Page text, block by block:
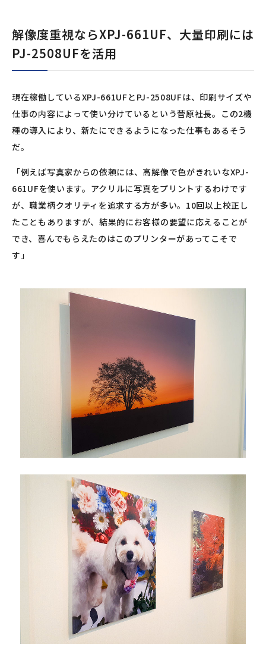
解像度重視ならXPJ-661UF、大量印刷には
PJ-2508UFを活用
現在稼働しているXPJ-661UFとPJ-2508UFは、印刷サイズや
仕事の内容によって使い分けているという菅原社長。この2機
種の導入により、新たにできるようになった仕事もあるそう
だ。
「例えば写真家からの依頼には、高解像で色がきれいなXPJ-
661UFを使います。アクリルに写真をプリントするわけです
が、職業柄クオリティを追求する方が多い。10回以上校正し
たこともありますが、結果的にお客様の要望に応えることが
でき、喜んでもらえたのはこのプリンターがあってこそで
す」